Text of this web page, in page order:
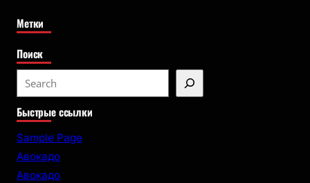
Метки
Поиск
e
a
r
Быстрые ссылки
Sample Page
Авокадо
Авокадо